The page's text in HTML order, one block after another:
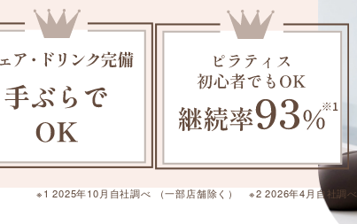
※1 2025年10月自社調べ （一部店舗除く） ※2 2026年4月自社調べ